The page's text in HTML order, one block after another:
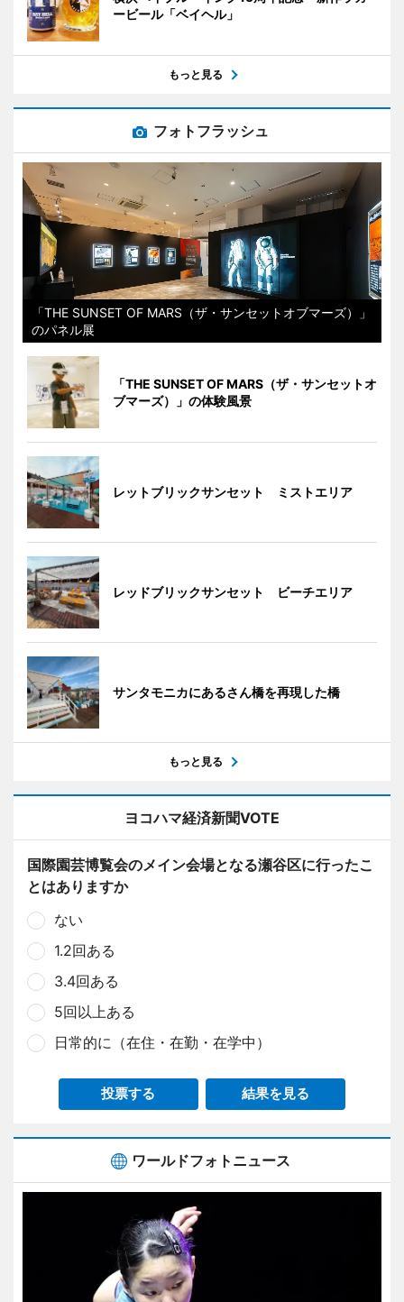
ービール「ベイヘル」
もっと見る
フォトフラッシュ
「THE SUNSET OF MARS（ザ・サンセットオブマーズ）」
のパネル展
「THE SUNSET OF MARS（ザ・サンセットオ
ブマーズ）」の体験風景
レットブリックサンセット ミストエリア
レッドブリックサンセット ビーチエリア
サンタモニカにあるさん橋を再現した橋
もっと見る
ヨコハマ経済新聞VOTE
国際園芸博覧会のメイン会場となる瀬谷区に行ったこ
とはありますか
ない
1.2回ある
3.4回ある
5回以上ある
日常的に（在住・在勤・在学中）
投票する 結果を見る
ワールドフォトニュース